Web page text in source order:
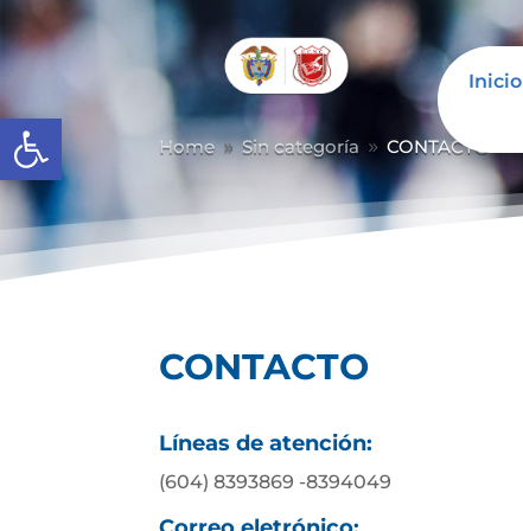
Abrir barra de herramientas
Inicio
Home 9 Sin categoría 9 CONTACTO
CONTACTO
Líneas de atención:
(604) 8393869 -8394049